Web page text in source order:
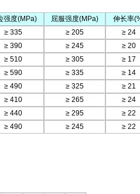
强度(MPa) 屈服强度(MPa) 伸长率
≥ 335 ≥ 205
≥ 24
≥ 390 ≥ 245
≥ 20
≥ 510 ≥ 305
≥ 17
≥ 590 ≥ 335
≥ 14
≥ 490 ≥ 325
≥ 21
≥ 410 ≥ 265
≥ 24
≥ 440 ≥ 295
≥ 22
≥ 490 ≥ 245 ≥ 22